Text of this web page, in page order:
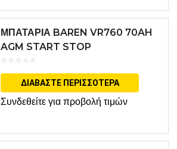
ΜΠΑΤΑΡΙΑ BAREN VR760 70AH
AGM START STOP
ΔΙΑΒΆΣΤΕ ΠΕΡΙΣΣΌΤΕΡΑ
Συνδεθείτε για προβολή τιμών